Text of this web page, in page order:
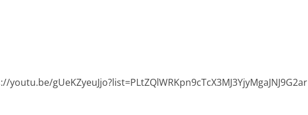
youtu.be/gUeKZyeuJjo?list=PLtZQlWRKpn9cTcX3MJ3YjyMgaJNJ9G2ar